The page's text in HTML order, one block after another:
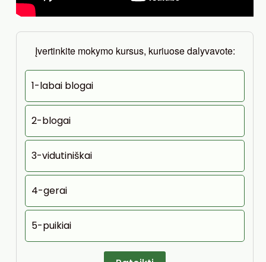
Įvertinkite mokymo kursus, kuriuose dalyvavote:
1-labai blogai
2-blogai
3-vidutiniškai
4-gerai
5-puikiai